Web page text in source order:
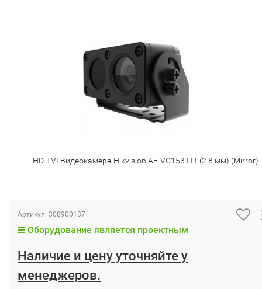
HD-TVI Видеокамера Hikvision AE-VC153T-IT (2.8 мм) (Mirror)
Артикул: 308900137
Оборудование является проектным
Наличие и цену уточняйте у
менеджеров.